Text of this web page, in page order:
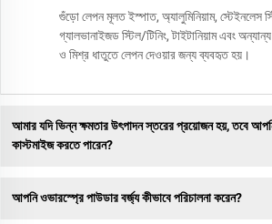
গুঁড়ো লেপন মূলত ইস্পাত, অ্যালুমিনিয়াম, স্টেইনলেস
গ্যালভানাইজড স্টিল/টিনিং, টাইটানিয়াম এবং
ও মিশ্র ধাতুতে লেপন দেওয়ার জন্য ব্যবহৃত হয়।
আমার যদি ভিন্ন ক্ষমতার উৎপাদন স্তরের প্রয়োজন হয়, তবে
কাস্টমাইজ করতে পারেন?
আপনি ওভারস্প্রে পাউডার বর্জ্য কীভাবে পরিচালনা করেন?